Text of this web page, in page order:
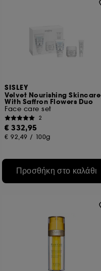
SISLEY
Velvet Nourishing Skincare
With Saffron Flowers Duo
Face care set
2
€ 332,95
€ 92,49 / 100g
Προσθήκη στο καλάθι